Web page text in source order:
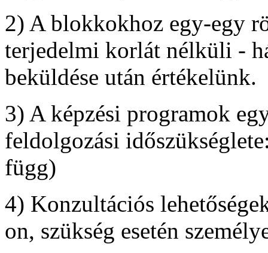
2) A blokkokhoz egy-egy
terjedelmi korlát nélküli -
beküldése után értékelünk.
3) A képzési programok
feldolgozási
függ)
4) Konzultációs
on, szükség esetén